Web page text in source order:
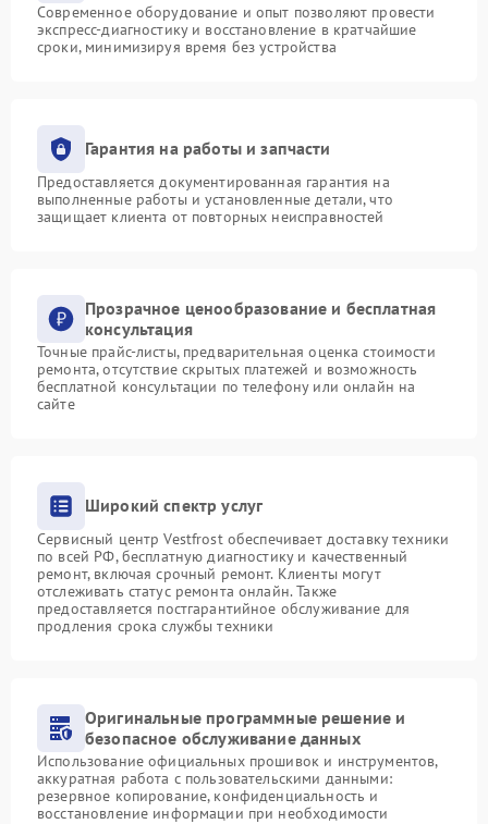
Современное оборудование и опыт позволяют провести
экспресс-диагностику и восстановление в кратчайшие
сроки, минимизируя время без устройства
Гарантия на работы и запчасти
Предоставляется документированная гарантия на
выполненные работы и установленные детали, что
защищает клиента от повторных неисправностей
Прозрачное ценообразование и бесплатная
консультация
Точные прайс-листы, предварительная оценка стоимости
ремонта, отсутствие скрытых платежей и возможность
бесплатной консультации по телефону или онлайн на
сайте
Широкий спектр услуг
Сервисный центр Vestfrost обеспечивает доставку техники
по всей РФ, бесплатную диагностику и качественный
ремонт, включая срочный ремонт. Клиенты могут
отслеживать статус ремонта онлайн. Также
предоставляется постгарантийное обслуживание для
продления срока службы техники
Оригинальные программные решение и
безопасное обслуживание данных
Использование официальных прошивок и инструментов,
аккуратная работа с пользовательскими данными:
резервное копирование, конфиденциальность и
восстановление информации при необходимости